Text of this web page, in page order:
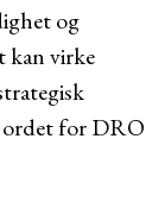
og
kan virke
for DRO